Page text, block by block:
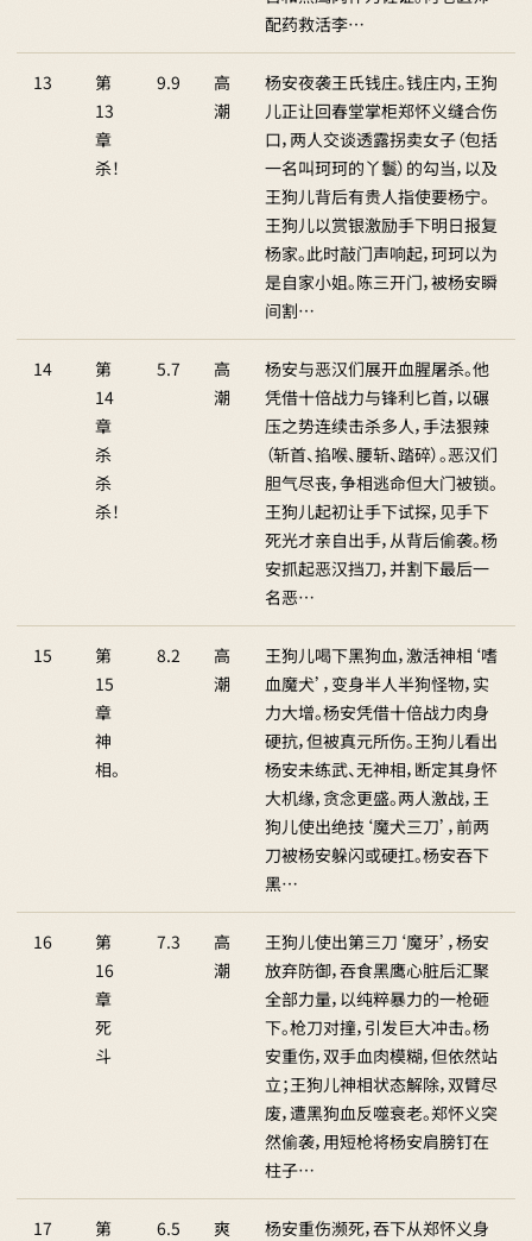
配药救活李…
13
第
13
章
杀！
9.9
高
潮
杨安夜袭王氏钱庄。钱庄内，王狗
儿正让回春堂掌柜郑怀义缝合伤
口，两人交谈透露拐卖女子（包括
一名叫珂珂的丫鬟）的勾当，以及
王狗儿背后有贵人指使要杨宁。
王狗儿以赏银激励手下明日报复
杨家。此时敲门声响起，珂珂以为
是自家小姐。陈三开门，被杨安瞬
间割…
14
第
14
章
杀
杀
杀！
5.7
高
潮
杨安与恶汉们展开血腥屠杀。他
凭借十倍战力与锋利匕首，以碾
压之势连续击杀多人，手法狠辣
（斩首、掐喉、腰斩、踏碎）。恶汉们
胆气尽丧，争相逃命但大门被锁。
王狗儿起初让手下试探，见手下
死光才亲自出手，从背后偷袭。杨
安抓起恶汉挡刀，并割下最后一
名恶…
15
第
15
章
神
相。
8.2
高
潮
王狗儿喝下黑狗血，激活神相‘嗜
血魔犬’，变身半人半狗怪物，实
力大增。杨安凭借十倍战力肉身
硬抗，但被真元所伤。王狗儿看出
杨安未练武、无神相，断定其身怀
大机缘，贪念更盛。两人激战，王
狗儿使出绝技‘魔犬三刀’，前两
刀被杨安躲闪或硬扛。杨安吞下
黑…
16
第
16
章
死
斗
7.3
高
潮
王狗儿使出第三刀‘魔牙’，杨安
放弃防御，吞食黑鹰心脏后汇聚
全部力量，以纯粹暴力的一枪砸
下。枪刀对撞，引发巨大冲击。杨
安重伤，双手血肉模糊，但依然站
立；王狗儿神相状态解除，双臂尽
废，遭黑狗血反噬衰老。郑怀义突
然偷袭，用短枪将杨安肩膀钉在
柱子…
17
第
6.5
爽
杨安重伤濒死，吞下从郑怀义身